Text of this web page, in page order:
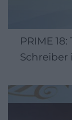
PRIME
Schreiber